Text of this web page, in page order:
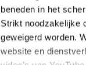
beneden in het
Strikt noodzakelijke
geweigerd worden.
website en